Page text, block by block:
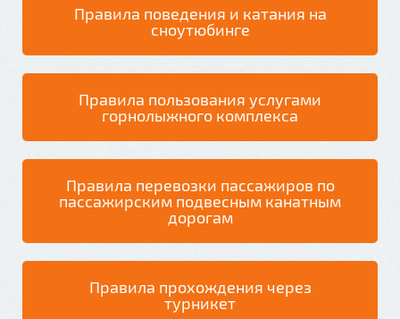
Правила поведения и катания на
сноутюбинге
Правила пользования услугами
горнолыжного комплекса
Правила перевозки пассажиров по
пассажирским подвесным канатным
дорогам
Правила прохождения через
турникет